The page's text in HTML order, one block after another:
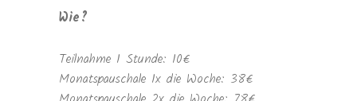
Wie?
Teilnahme 1 Stunde: 10€
Monatspauschale 1x die Woche: 38€